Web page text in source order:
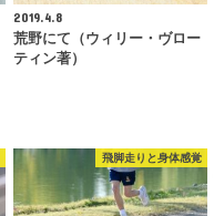
2019.4.8
荒野にて（ウィリー・ヴロー
ティン著）
飛脚走りと身体感覚